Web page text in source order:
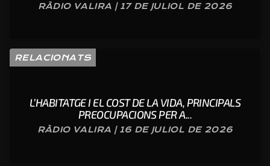
RÀDIO VALIRA | 17 DE JULIOL DE 2026
RELACIONATS
L’HABITATGE I EL COST DE LA VIDA, PRINCIPALS
PREOCUPACIONS PER A...
RÀDIO VALIRA | 16 DE JULIOL DE 2026